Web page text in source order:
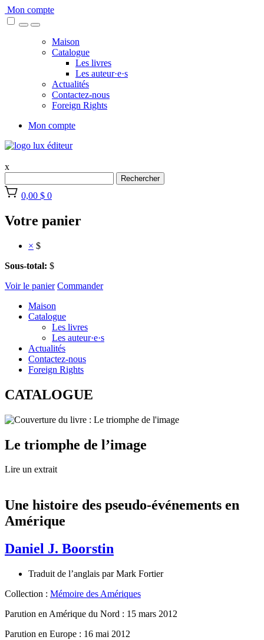
Skip
to
Mon compte
Maison
Catalogue
Les livres
Les auteur·e·s
Actualités
Contactez-nous
Foreign Rights
Mon compte
x
Rechercher
0,00 $ 0
Votre panier
× $
Sous-total: $
Voir le panier Commander
Maison
Catalogue
Les livres
Les auteur·e·s
Actualités
Contactez-nous
Foreign Rights
CATALOGUE
Le triomphe de l’image
Lire un extrait
Une histoire des pseudo-événements en
Amérique
Daniel J. Boorstin
Traduit de l’anglais parMark Fortier
Collection : Mémoire des Amériques
Parution en Amérique du Nord : 15 mars 2012
Parution en Europe : 16 mai 2012